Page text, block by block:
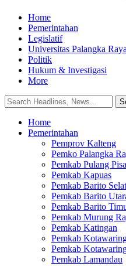
Home
Pemerintahan
Legislatif
Universitas Palangka Raya
Politik
Hukum & Investigasi
More
Home
Pemerintahan
Pemprov Kalteng
Pemko Palangka
Pemkab Pulang
Pemkab Kapuas
Pemkab Barito
Pemkab Barito
Pemkab Barito
Pemkab Murung
Pemkab Katingan
Pemkab
Pemkab
Pemkab Lamandau